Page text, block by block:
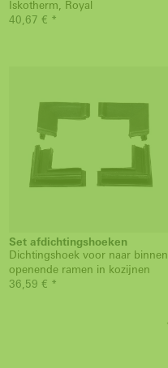
Iskotherm, Royal
40,67 € *
Set afdichtingshoeken
Dichtingshoek voor naar binnen
openende ramen in kozijnen
36,59 € *